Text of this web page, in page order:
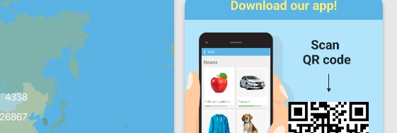
4338
Napredak
Pon Sri Čet
Sub Ned